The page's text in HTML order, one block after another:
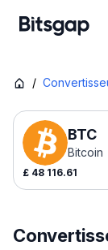
/
BTC
Bitcoin
£ 48 116.61